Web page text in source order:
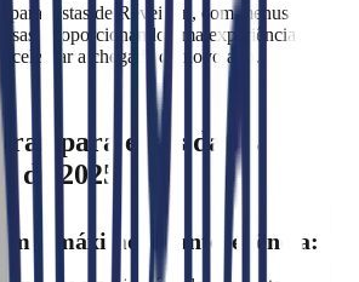
para festas de Réveillon, com menus
proporcionando uma experiência
celebrar a chegada do novo ano.
para essas datas
de 2025
o máximo de antecedência: